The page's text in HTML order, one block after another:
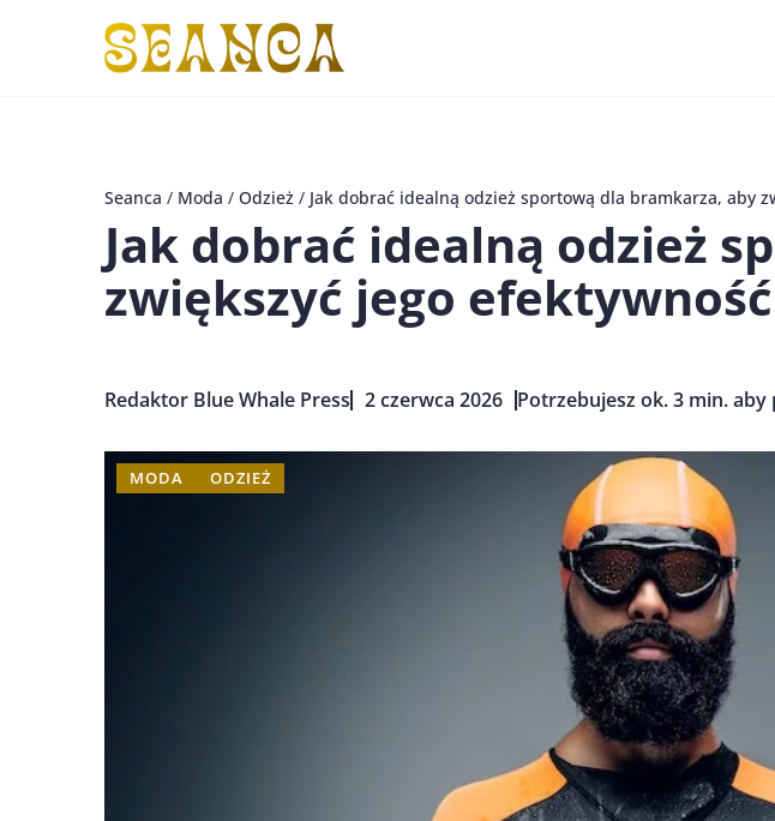
Seanca / Moda / Odzież / Jak dobrać idealną odzież sportową dla bramkarza, aby
Jak dobrać idealną odzież
zwiększyć jego
Redaktor Blue Whale Press 2 czerwca 2026 Potrzebujesz ok. 3 min.
MODA ODZIEŻ